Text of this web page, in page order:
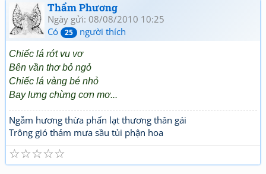
Thẩm Phương
Ngày gửi: 08/08/2010 10:25
Có
25 người thích
Chiếc lá rớt vu vơ
Bên vần thơ bỏ ngỏ
Chiếc lá vàng bé nhỏ
Bay lưng chừng cơn mơ...
Ngẫm hương thừa phấn lạt thương thân gái
Trông gió thảm mưa sầu tủi phận hoa
☆
☆
☆
☆
☆